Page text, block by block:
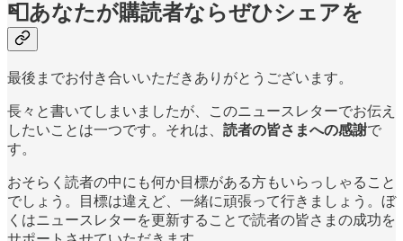
📮あなたが購読者ならぜひシェアを
最後までお付き合いいただきありがとうございます。
長々と書いてしまいましたが、このニュースレターでお伝え
したいことは一つです。それは、 読者の皆さまへの感謝で
す。
おそらく読者の中にも何か目標がある方もいらっしゃること
でしょう。目標は違えど、一緒に頑張って行きましょう。ぼ
くはニュースレターを更新することで読者の皆さまの成功を